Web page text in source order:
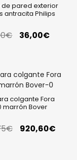
de pared exterior
antracita Philips
€ 36,00€
colgante Fora
marrón Bover
€ 920,60€